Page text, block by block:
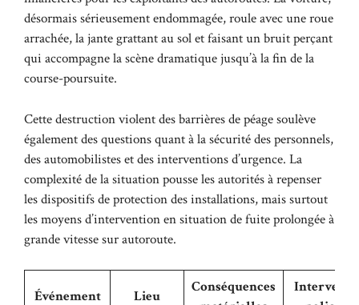
désormais sérieusement endommagée, roule avec une roue
arrachée, la jante grattant au sol et faisant un bruit perçant
qui accompagne la scène dramatique jusqu’à la fin de la
course-poursuite.
Cette destruction violent des barrières de péage soulève
également des questions quant à la sécurité des personnels,
des automobilistes et des interventions d’urgence. La
complexité de la situation pousse les autorités à repenser
les dispositifs de protection des installations, mais surtout
les moyens d’intervention en situation de fuite prolongée à
grande vitesse sur autoroute.
Événement Lieu
Conséquences